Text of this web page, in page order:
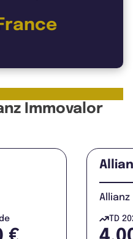
Immovalor
Allianz
TD